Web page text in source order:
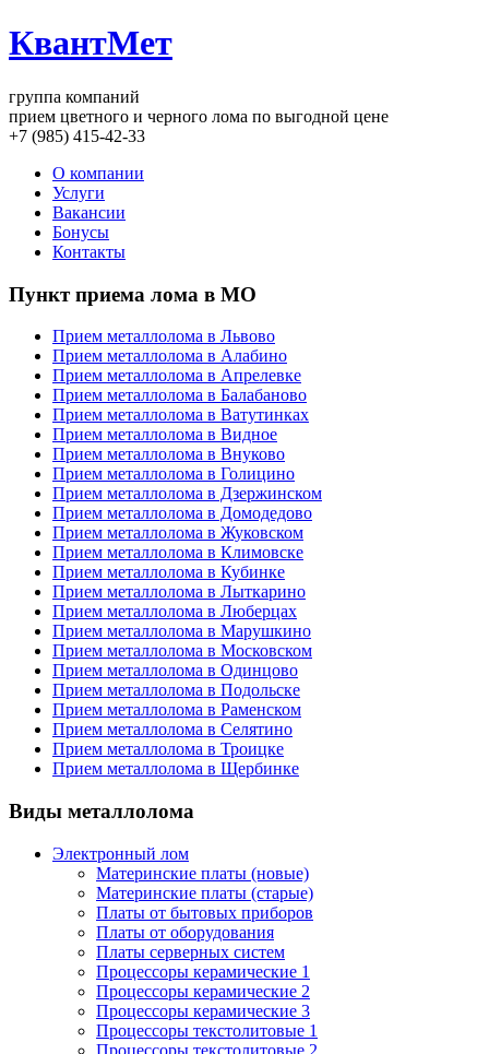
КвантМет
группа компаний
прием цветного и черного лома по выгодной цене
+7 (985) 415-42-33
О компании
Услуги
Вакансии
Бонусы
Контакты
Пункт приема лома в МО
Прием металлолома в Львово
Прием металлолома в Алабино
Прием металлолома в Апрелевке
Прием металлолома в Балабаново
Прием металлолома в Ватутинках
Прием металлолома в Видное
Прием металлолома в Внуково
Прием металлолома в Голицино
Прием металлолома в Дзержинском
Прием металлолома в Домодедово
Прием металлолома в Жуковском
Прием металлолома в Климовске
Прием металлолома в Кубинке
Прием металлолома в Лыткарино
Прием металлолома в Люберцах
Прием металлолома в Марушкино
Прием металлолома в Московском
Прием металлолома в Одинцово
Прием металлолома в Подольске
Прием металлолома в Раменском
Прием металлолома в Селятино
Прием металлолома в Троицке
Прием металлолома в Щербинке
Виды металлолома
Электронный лом
Материнские платы (новые)
Материнские платы (старые)
Платы от бытовых приборов
Платы от оборудования
Платы серверных систем
Процессоры керамические 1
Процессоры керамические 2
Процессоры керамические 3
Процессоры текстолитовые 1
Процессоры текстолитовые 2